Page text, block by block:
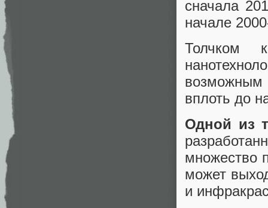
сначала
начале
Толчком
вплоть до
Одной из
множество
может
и